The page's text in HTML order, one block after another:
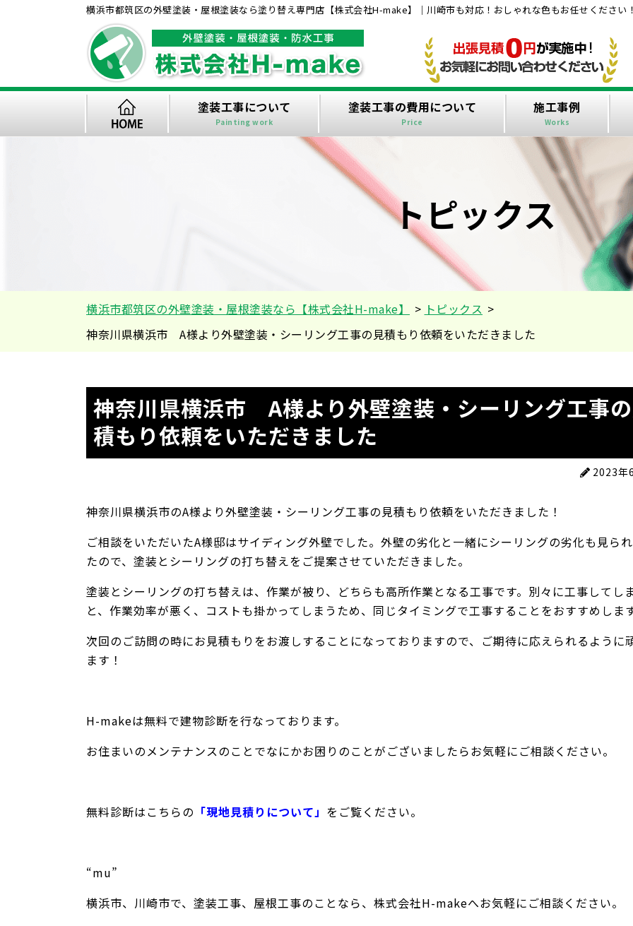
横浜市都筑区の外壁塗装・屋根塗装なら塗り替え専門店【株式会社H-make】｜川崎市も対応！おしゃれな色もお任せください
塗装工事について
Painting work
塗装工事の費用について
Price
施工事例
Works
トピックス
横浜市都筑区の外壁塗装・屋根塗装なら【株式会社H-make】 > トピックス >
神奈川県横浜市 A様より外壁塗装・シーリング工事の見積もり依頼をいただきました
神奈川県横浜市 A様より外壁塗装・シーリング工事
積もり依頼をいただきました
2023年
神奈川県横浜市のA様より外壁塗装・シーリング工事の見積もり依頼をいただきました！
ご相談をいただいたA様邸はサイディング外壁でした。外壁の劣化と一緒にシーリングの劣化も見ら
たので、塗装とシーリングの打ち替えをご提案させていただきました。
塗装とシーリングの打ち替えは、作業が被り、どちらも高所作業となる工事です。別々に工事してし
と、作業効率が悪く、コストも掛かってしまうため、同じタイミングで工事することをおすすめしま
次回のご訪問の時にお見積もりをお渡しすることになっておりますので、ご期待に応えられるように
ます！
H-makeは無料で建物診断を行なっております。
お住まいのメンテナンスのことでなにかお困りのことがございましたらお気軽にご相談ください。
無料診断はこちらの 「現地見積りについて」 をご覧ください。
“mu”
横浜市、川崎市で、塗装工事、屋根工事のことなら、株式会社H-makeへお気軽にご相談ください。